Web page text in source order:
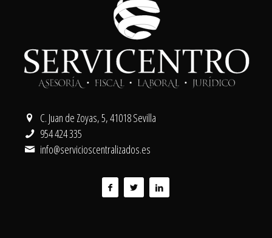
C. Juan de Zoyas, 5, 41018 Sevilla
954 424 335
info@servicioscentralizados.es